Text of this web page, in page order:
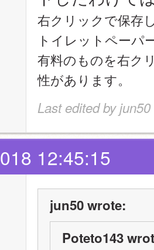
右クリックで保存
トイレットペーパ
有料のものを右ク
性があります。
Last edited by
12:45:15
jun50 wrote:
Poteto143